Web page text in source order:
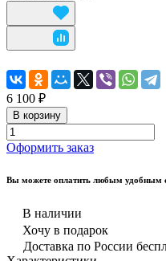
6 100 ₽
В корзину
Оформить заказ
Вы можете оплатить любым удобным
В наличии
Хочу в подарок
Доставка по России